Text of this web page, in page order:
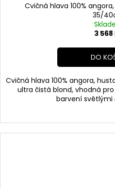
Cvičná hlava 100%
35/
3 568
DO
Cvičná hlava 100% angora,
ultra čistá blond, vhodná
barvení